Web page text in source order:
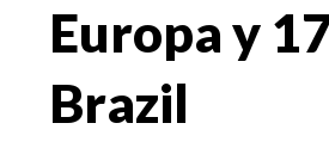
Europa y
Brazil